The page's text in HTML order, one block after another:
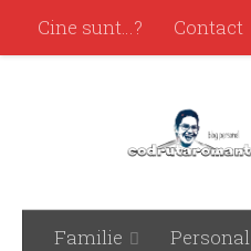
Cine sunt…? Contact
Familie Personal